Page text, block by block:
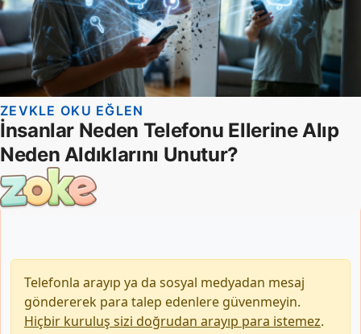
Telefonla arayıp ya da sosyal medyadan mesaj
göndererek para talep edenlere güvenmeyin.
Hiçbir kuruluş sizi doğrudan arayıp para istemez.